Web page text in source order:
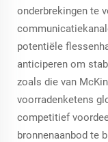
onderbrekingen te
potentiële
anticiperen om
zoals die van
voorradenketens
competitief
bronnenaanbod te